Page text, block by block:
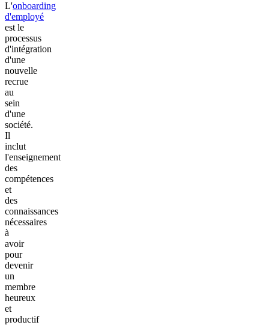
L'onboarding
d'employé
est le
processus
d'intégration
d'une
nouvelle
recrue
au
sein
d'une
société.
Il
inclut
l'enseignement
des
compétences
et
des
connaissances
nécessaires
à
avoir
pour
devenir
un
membre
heureux
et
productif